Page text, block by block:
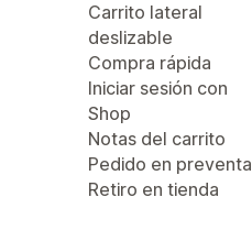
Carrito lateral
deslizable
Compra rápida
Iniciar sesión con
Shop
Notas del carrito
Pedido en preventa
Retiro en tienda